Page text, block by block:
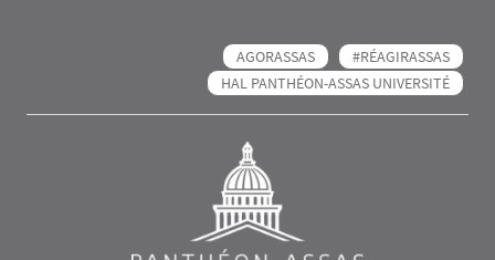
AGORASSAS
#RÉAGIRASSAS
HAL PANTHÉON-ASSAS UNIVERSITÉ